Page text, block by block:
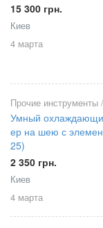
15 300 грн.
Киев
4 марта
Прочие инструменты
Умный
ер на шею с
25)
2 350 грн.
Киев
4 марта